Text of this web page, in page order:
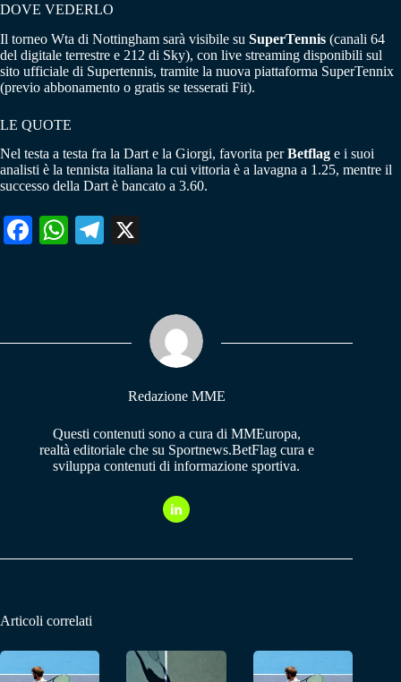
DOVE VEDERLO
Il torneo Wta di Nottingham sarà visibile su SuperTennis (canali 64
del digitale terrestre e 212 di Sky), con live streaming disponibili sul
sito ufficiale di Supertennis, tramite la nuova piattaforma SuperTennix
(previo abbonamento o gratis se tesserati Fit).
LE QUOTE
Nel testa a testa fra la Dart e la Giorgi, favorita perBetflag e i suoi
analisti è la tennista italiana la cui vittoria è a lavagna a 1.25, mentre il
successo della Dart è bancato a 3.60.
Fa W
pp
Te
m
Redazione MME
Questi contenuti sono a cura di MMEuropa,
realtà editoriale che su Sportnews.BetFlag cura e
sviluppa contenuti di informazione sportiva.
Articoli correlati